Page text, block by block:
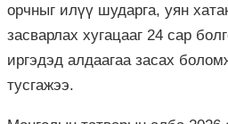
орчныг илүү шударга, уян
засварлах хугацааг 24 сар
иргэдэд алдаагаа засах
тусгажээ.